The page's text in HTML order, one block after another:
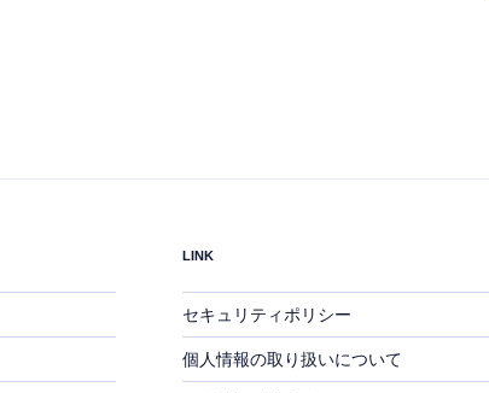
LINK
セキュリティポリシー
個人情報の取り扱いについて